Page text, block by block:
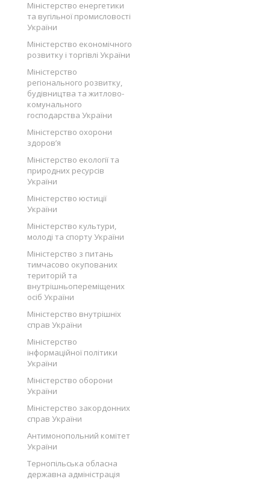
Міністерство енергетики
та вугільної промисловості
України
Міністерство економічного
розвитку і торгівлі України
Міністерство
регіонального розвитку,
будівництва та житлово-
комунального
господарства України
Міністерство охорони
здоров’я
Міністерство екології та
природних ресурсів
України
Міністерство юстиції
України
Міністерство культури,
молоді та спорту України
Міністерство з питань
тимчасово окупованих
територій та
внутрішньопереміщених
осіб України
Міністерство внутрішніх
справ України
Міністерство
інформаційної політики
України
Міністерство оборони
України
Міністерство закордонних
справ України
Антимонопольний комітет
України
Тернопільська обласна
державна адміністрація